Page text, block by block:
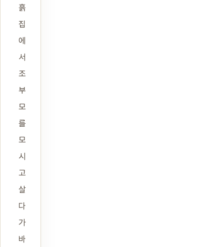
흙
집
에
서
조
부
모
를
모
시
고
살
다
가
바